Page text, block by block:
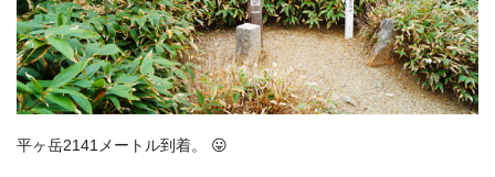
平ヶ岳2141メートル到着。 😛